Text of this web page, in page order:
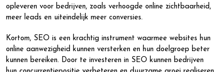
opleveren voor bedrijven, zoals verhoogde online zichtbaarheid,
meer leads en uiteindelijk meer conversies.
Kortom, SEO is een krachtig instrument waarmee websites hun
online aanwezigheid kunnen versterken en hun doelgroep beter
kunnen bereiken. Door te investeren in SEO kunnen bedrijven